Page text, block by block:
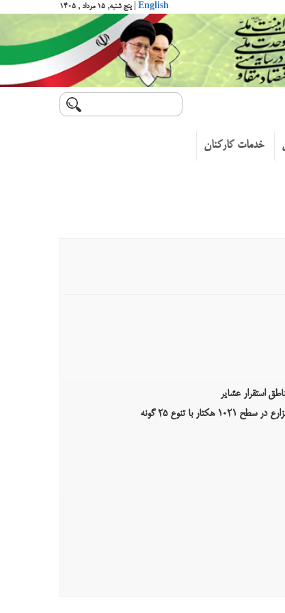
English | پنج شنبه, ۱۵ مرداد , ۱۴۰۵
خدمات کارکنان
استقرار عشایر